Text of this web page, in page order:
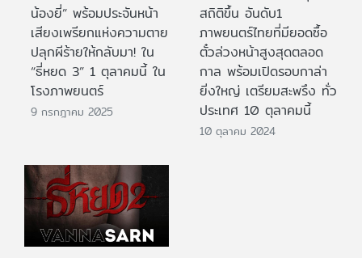
น้องยี่” พร้อมประจันหน้า
เสียงเพรียกแห่งความตาย
ปลุกผีร้ายให้กลับมา! ใน
“ธี่หยด 3” 1 ตุลาคมนี้ ใน
โรงภาพยนตร์
9 กรกฎาคม 2025
สถิติขึ้น อันดับ1
ภาพยนตร์ไทยที่มียอดซื้อ
ตั๋วล่วงหน้าสูงสุดตลอด
กาล พร้อมเปิดรอบกาล่า
ยิ่งใหญ่ เตรียมสะพรึง ทั่ว
ประเทศ 10 ตุลาคมนี้
10 ตุลาคม 2024